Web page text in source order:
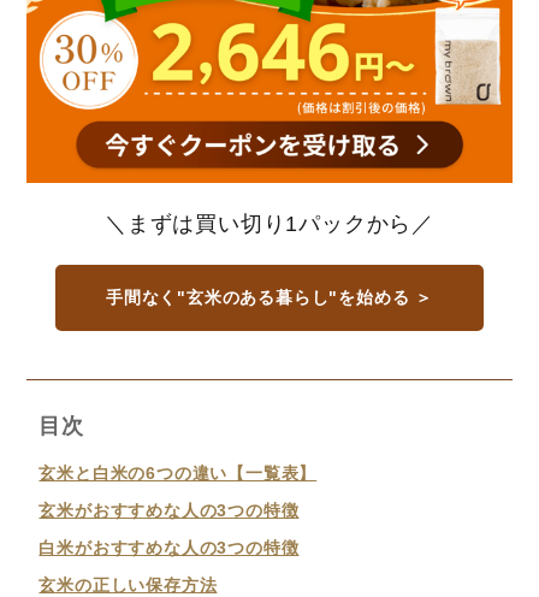
＼まずは買い切り1パックから／
手間なく"玄米のある暮らし"を始める ＞
目次
玄米と白米の6つの違い【一覧表】
玄米がおすすめな人の3つの特徴
白米がおすすめな人の3つの特徴
玄米の正しい保存方法